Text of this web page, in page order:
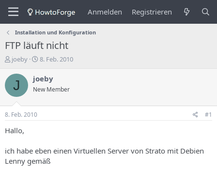
Anmelden Registrieren
Installation und Konfiguration
FTP läuft nicht
E
s
e
l
e
r
s
T
joeby
E
s
e
d
a
8. Feb. 2010
J joeby
New Member
8. Feb. 2010 #1
Hallo,
ich habe eben einen Virtuellen Server von Strato mit Debien
Lenny gemäß